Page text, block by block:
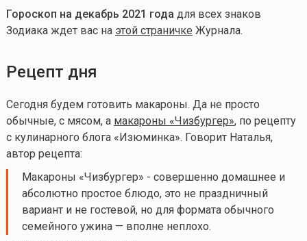
Гороскоп на декабрь 2021 года для всех знаков
Зодиака ждет вас на этой страничке Журнала.
Рецепт дня
Сегодня будем готовить макароны. Да не просто
обычные, с мясом, а макароны «Чизбургер», по рецепту
с кулинарного блога «Изюминка». Говорит Наталья,
автор рецепта:
Макароны «Чизбургер» - совершенно домашнее и
абсолютно простое блюдо, это не праздничный
вариант и не гостевой, но для формата обычного
семейного ужина — вполне неплохо.